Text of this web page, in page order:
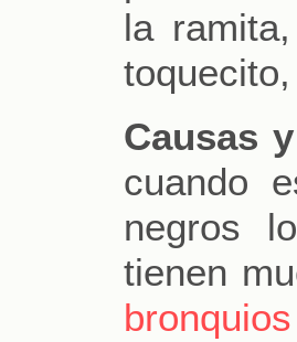
la
Causas
cuando
negros
tienen
bronquios